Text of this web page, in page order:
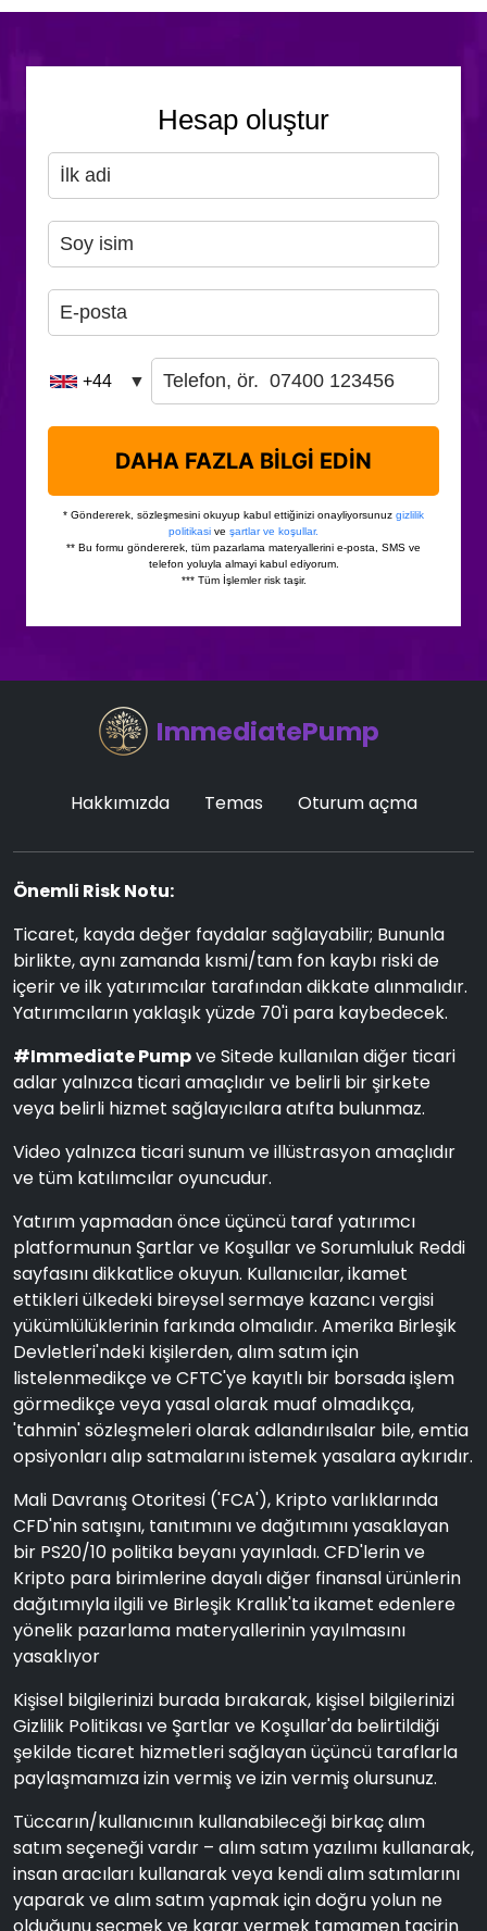
ImmediatePump
Hakkımızda Temas Oturum açma
Önemli Risk Notu:
Ticaret, kayda değer faydalar sağlayabilir; Bununla
birlikte, aynı zamanda kısmi/tam fon kaybı riski de
içerir ve ilk yatırımcılar tarafından dikkate alınmalıdır.
Yatırımcıların yaklaşık yüzde 70'i para kaybedecek.
#Immediate Pumpve Sitede kullanılan diğer ticari
adlar yalnızca ticari amaçlıdır ve belirli bir şirkete
veya belirli hizmet sağlayıcılara atıfta bulunmaz.
Video yalnızca ticari sunum ve illüstrasyon amaçlıdır
ve tüm katılımcılar oyuncudur.
Yatırım yapmadan önce üçüncü taraf yatırımcı
platformunun Şartlar ve Koşullar ve Sorumluluk Reddi
sayfasını dikkatlice okuyun. Kullanıcılar, ikamet
ettikleri ülkedeki bireysel sermaye kazancı vergisi
yükümlülüklerinin farkında olmalıdır. Amerika Birleşik
Devletleri'ndeki kişilerden, alım satım için
listelenmedikçe ve CFTC'ye kayıtlı bir borsada işlem
görmedikçe veya yasal olarak muaf olmadıkça,
'tahmin' sözleşmeleri olarak adlandırılsalar bile, emtia
opsiyonları alıp satmalarını istemek yasalara aykırıdır.
Mali Davranış Otoritesi ('FCA'), Kripto varlıklarında
CFD'nin satışını, tanıtımını ve dağıtımını yasaklayan
bir PS20/10 politika beyanı yayınladı. CFD'lerin ve
Kripto para birimlerine dayalı diğer finansal ürünlerin
dağıtımıyla ilgili ve Birleşik Krallık'ta ikamet edenlere
yönelik pazarlama materyallerinin yayılmasını
yasaklıyor
Kişisel bilgilerinizi burada bırakarak, kişisel bilgilerinizi
Gizlilik Politikası ve Şartlar ve Koşullar'da belirtildiği
şekilde ticaret hizmetleri sağlayan üçüncü taraflarla
paylaşmamıza izin vermiş ve izin vermiş olursunuz.
Tüccarın/kullanıcının kullanabileceği birkaç alım
satım seçeneği vardır – alım satım yazılımı kullanarak,
insan aracıları kullanarak veya kendi alım satımlarını
yaparak ve alım satım yapmak için doğru yolun ne